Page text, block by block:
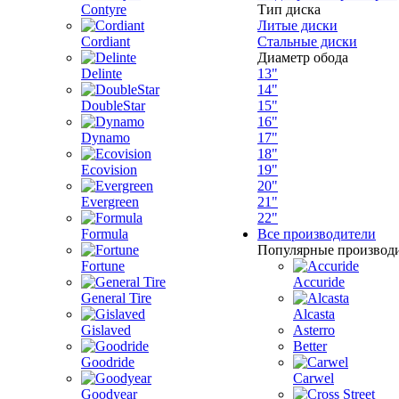
Contyre
Cordiant
Delinte
DoubleStar
Dynamo
Ecovision
Evergreen
Formula
Fortune
General Tire
Gislaved
Goodride
Goodyear
Тип диска
Литые диски
Стальные диски
Диаметр обода
13"
14"
15"
16"
17"
18"
19"
20"
21"
22"
Все производители
Популярные
Accuride
Alcasta
Asterro
Better
Carwel